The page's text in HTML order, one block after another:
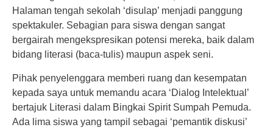
Halaman tengah sekolah ‘disulap’ menjadi panggung
spektakuler. Sebagian para siswa dengan sangat
bergairah mengekspresikan potensi mereka, baik dalam
bidang literasi (baca-tulis) maupun aspek seni.
Pihak penyelenggara memberi ruang dan kesempatan
kepada saya untuk memandu acara ‘Dialog Intelektual’
bertajuk Literasi dalam Bingkai Spirit Sumpah Pemuda.
Ada lima siswa yang tampil sebagai ‘pemantik diskusi’